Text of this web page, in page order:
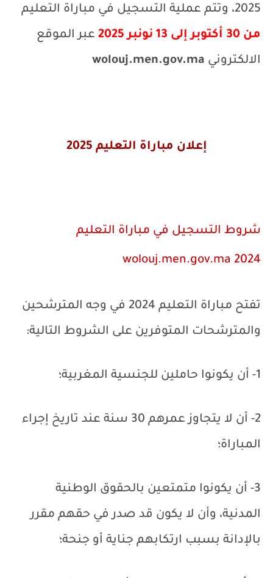
2025، وتتم عملية التسجيل في مباراة التعليم
من 30 أكتوبر إلى 13 نونبر 2025
عبر الموقع
الالكتروني wolouj.men.gov.ma
إعلان مباراة التعليم 2025
شروط التسجيل في مباراة التعليم
2024
wolouj.men.gov.ma
تفتح مباراة التعليم 2024 في وجه المترشحين
والمترشحات المتوفرين على الشروط التالية:
1- أن يكونوا حاملين للجنسية المغربية؛
2- أن لا يتجاوز عمرهم 30 سنة عند تاريخ إجراء
المباراة؛
3- أن يكونوا متمتعين بالحقوق الوطنية
المدنية، وأن لا يكون قد صدر في حقهم مقرر
بالإدانة بسبب ارتكابهم جناية أو جنحة؛